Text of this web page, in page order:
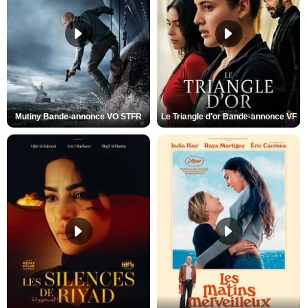
Mutiny Bande-annonce VO STFR Le Triangle d'or Bande-annonce VF